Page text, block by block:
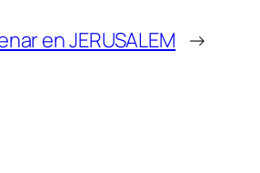
en JERUSALEM →